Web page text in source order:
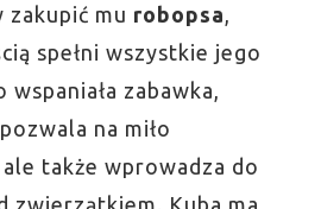
mu robopsa
spełni wszystkie jego
zabawka,
na miło
także wprowadza do
zwierzątkiem. Kuba ma